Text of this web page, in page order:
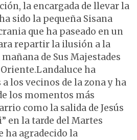
la encargada de llevar la
sido la pequeña Sisana
que ha paseado en un
repartir la ilusión a la
de Sus Majestades
ha
los vecinos de la zona y ha
los momentos más
como la salida de Jesús
en la tarde del Martes
ha agradecido la